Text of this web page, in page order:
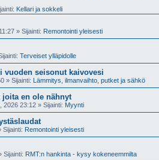
Kellari ja sokkeli
» Sijainti: Remontointi yleisesti
Terveiset ylläpidolle
vuoden seisonut kaivovesi
» Sijainti: Lämmitys, ilmanvaihto, putket ja sähkö
en ole nähnyt
2026 23:12 » Sijainti: Myynti
Sijainti: Remontointi yleisesti
Sijainti: RMT:n hankinta - kysy kokeneemmilta